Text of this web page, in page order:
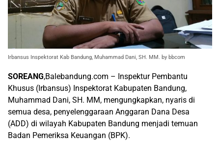
Irbansus Inspektorat Kab Bandung, Muhammad Dani, SH. MM. by bbcom
SOREANG,Balebandung.com – Inspektur Pembantu
Khusus (Irbansus) Inspektorat Kabupaten Bandung,
Muhammad Dani, SH. MM, mengungkapkan, nyaris di
semua desa, penyelenggaraan Anggaran Dana Desa
(ADD) di wilayah Kabupaten Bandung menjadi temuan
Badan Pemeriksa Keuangan (BPK).